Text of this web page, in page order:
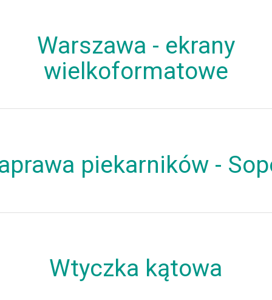
Warszawa - ekrany
wielkoformatowe
piekarników -
Wtyczka kątowa